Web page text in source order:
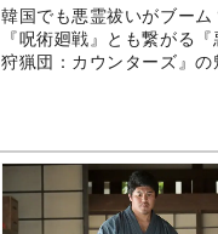
韓国でも悪霊祓いがブー
『呪術廻戦』とも繋がる『
狩猟団：カウンターズ』の